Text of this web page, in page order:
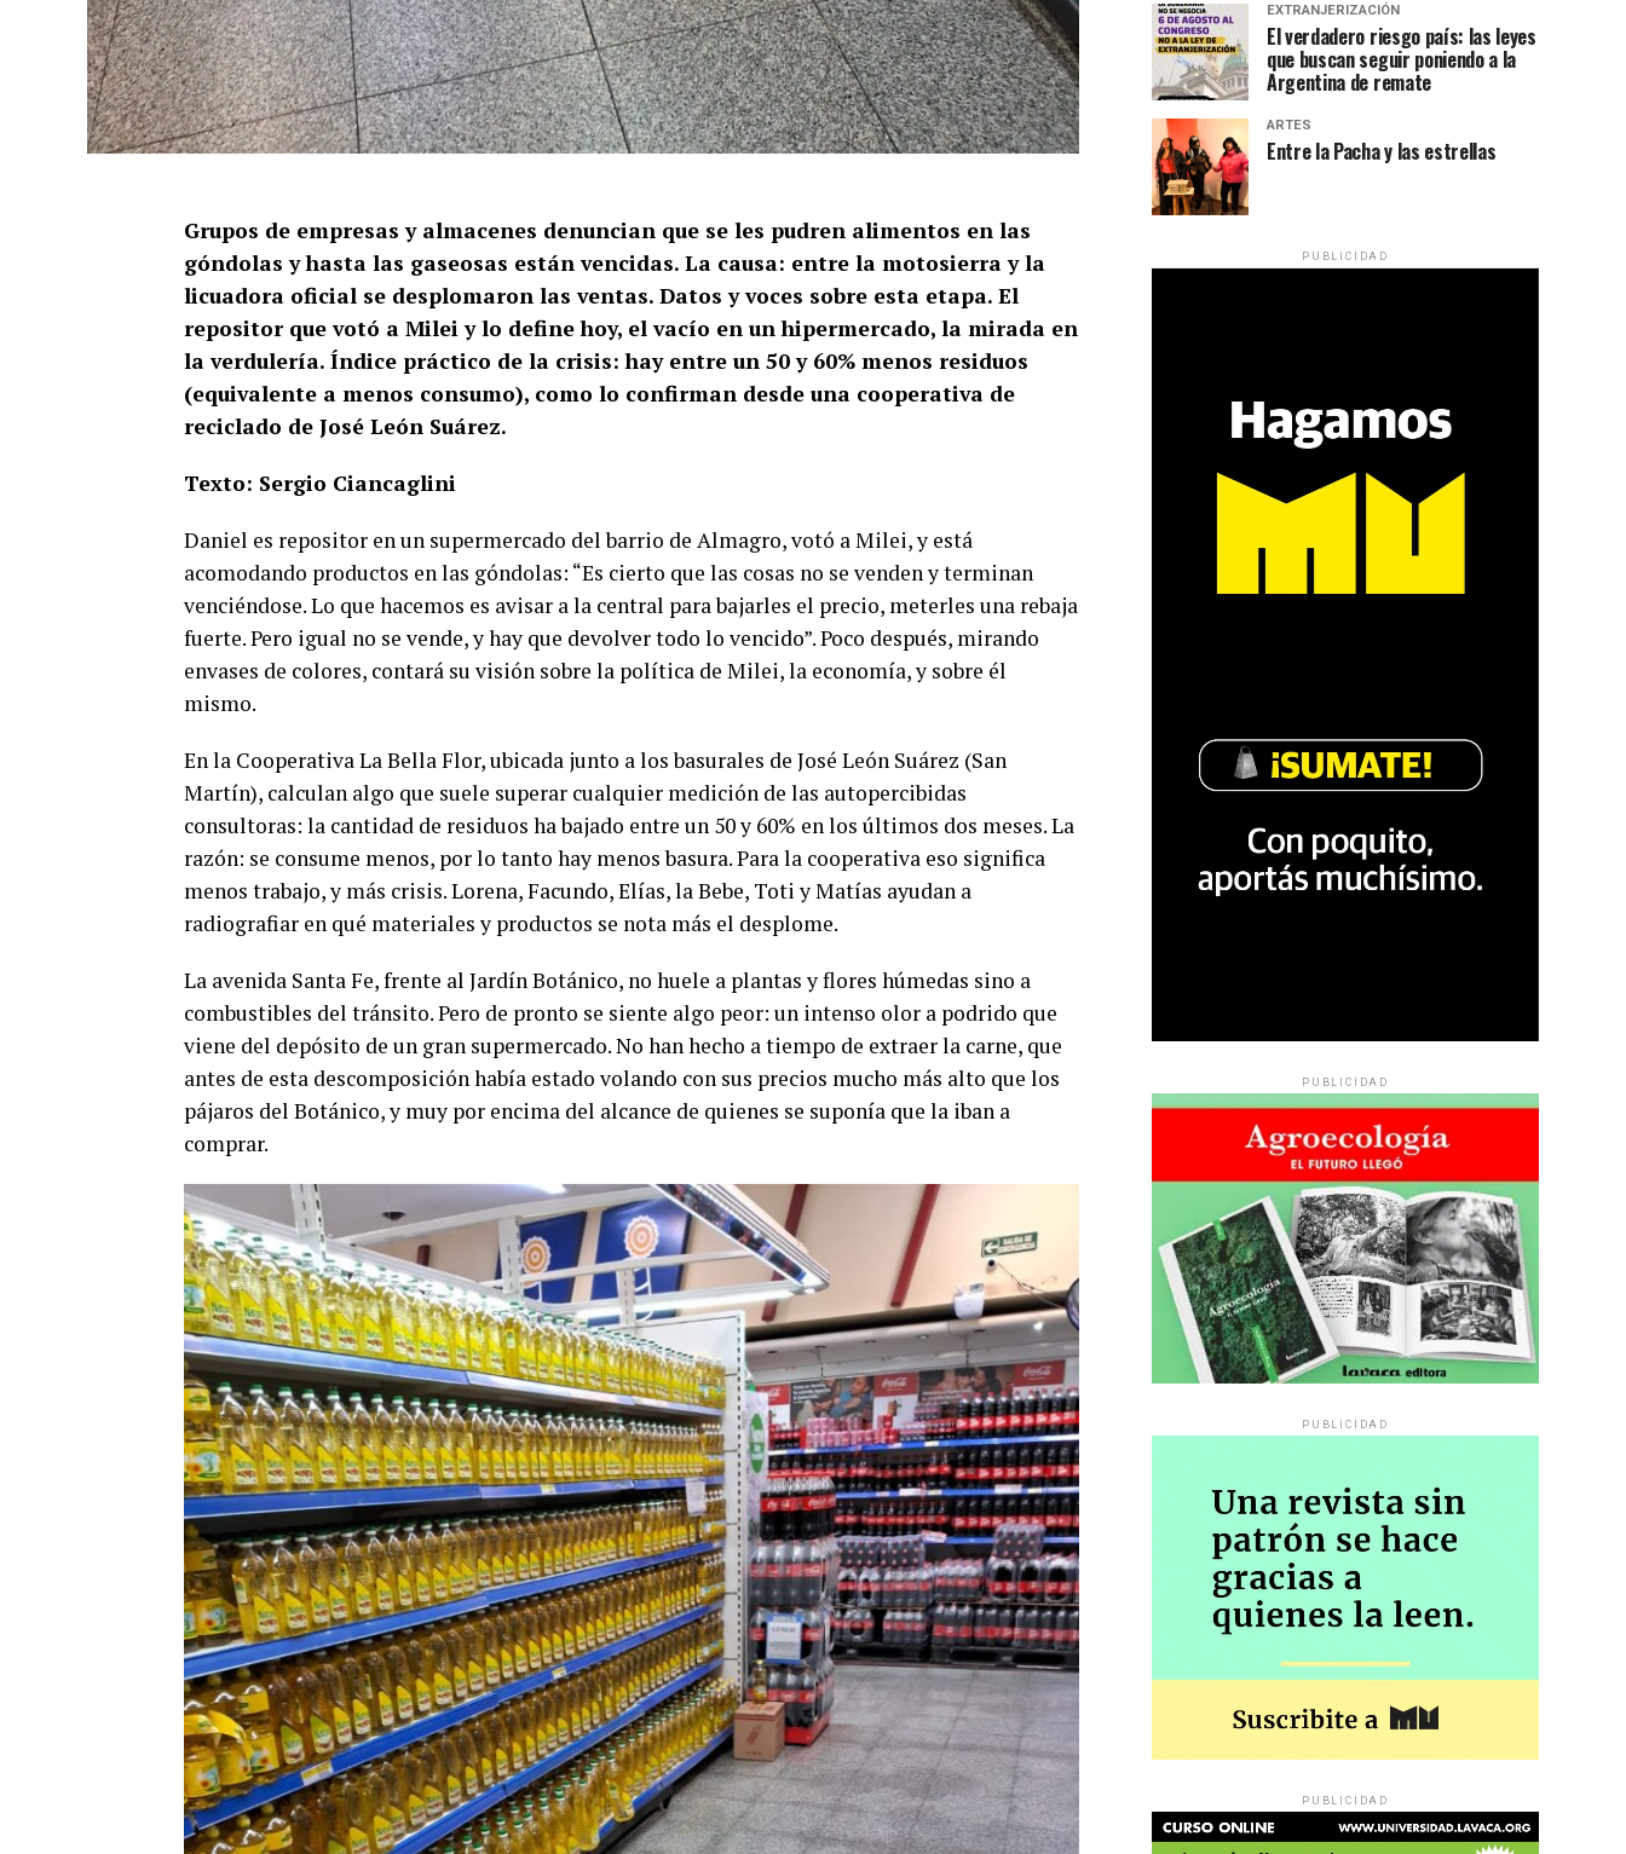
Grupos de empresas y almacenes denuncian que se les pudren alimentos en las
góndolas y hasta las gaseosas están vencidas. La causa: entre la motosierra y la
licuadora oficial se desplomaron las ventas. Datos y voces sobre esta etapa. El
repositor que votó a Milei y lo define hoy, el vacío en un hipermercado, la mirada en
la verdulería. Índice práctico de la crisis: hay entre un 50 y 60% menos residuos
(equivalente a menos consumo), como lo confirman desde una cooperativa de
reciclado de José León Suárez.
Texto: Sergio Ciancaglini
Daniel es repositor en un supermercado del barrio de Almagro, votó a Milei, y está
acomodando productos en las góndolas: “Es cierto que las cosas no se venden y terminan
venciéndose. Lo que hacemos es avisar a la central para bajarles el precio, meterles una rebaja
fuerte. Pero igual no se vende, y hay que devolver todo lo vencido”. Poco después, mirando
envases de colores, contará su visión sobre la política de Milei, la economía, y sobre él
mismo.
En la Cooperativa La Bella Flor, ubicada junto a los basurales de José León Suárez (San
Martín), calculan algo que suele superar cualquier medición de las autopercibidas
consultoras: la cantidad de residuos ha bajado entre un 50 y 60% en los últimos dos meses. La
razón: se consume menos, por lo tanto hay menos basura. Para la cooperativa eso significa
menos trabajo, y más crisis. Lorena, Facundo, Elías, la Bebe, Toti y Matías ayudan a
radiografiar en qué materiales y productos se nota más el desplome.
La avenida Santa Fe, frente al Jardín Botánico, no huele a plantas y flores húmedas sino a
combustibles del tránsito. Pero de pronto se siente algo peor: un intenso olor a podrido que
viene del depósito de un gran supermercado. No han hecho a tiempo de extraer la carne, que
antes de esta descomposición había estado volando con sus precios mucho más alto que los
pájaros del Botánico, y muy por encima del alcance de quienes se suponía que la iban a
comprar.
EXTRANJERIZACIÓN
El verdadero riesgo país: las leyes
que buscan seguir poniendo a la
Argentina de remate
ARTES
Entre la Pacha y las estrellas
PUBLICIDAD
PUBLICIDAD
PUBLICIDAD
PUBLICIDAD